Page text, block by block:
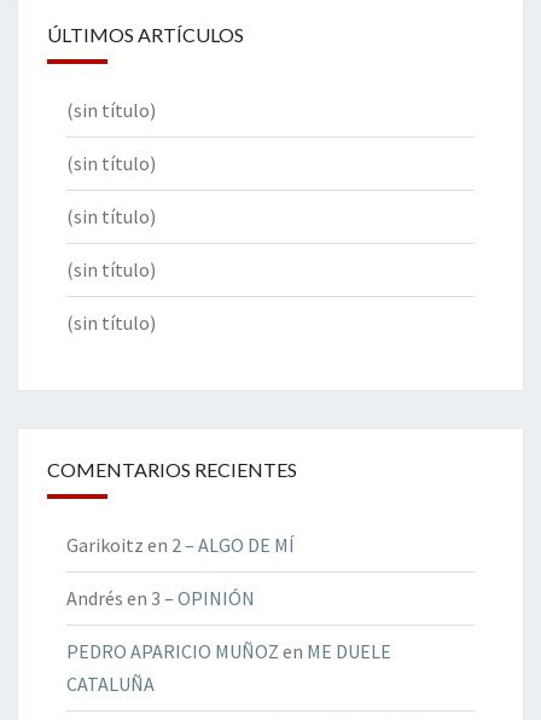
ÚLTIMOS ARTÍCULOS
(sin título)
(sin título)
(sin título)
(sin título)
(sin título)
COMENTARIOS RECIENTES
Garikoitz en 2 – ALGO DE MÍ
Andrés en 3 – OPINIÓN
PEDRO APARICIO MUÑOZ en ME DUELE
CATALUÑA